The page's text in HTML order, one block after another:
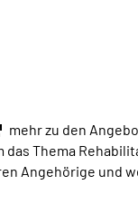
mehr zu den
Thema
Angehörige und